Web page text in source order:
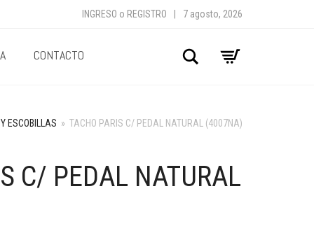
INGRESO o REGISTRO 7 agosto, 2026
CONTACTO Buscar
ESCOBILLAS » TACHO PARIS C/ PEDAL NATURAL (4007NA)
C/ PEDAL NATURAL